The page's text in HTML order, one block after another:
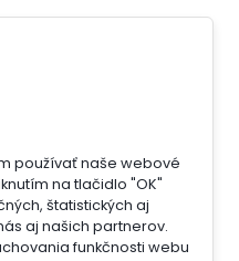
používať naše webové
na tlačidlo "OK"
štatistických aj
aj našich partnerov.
funkčnosti webu